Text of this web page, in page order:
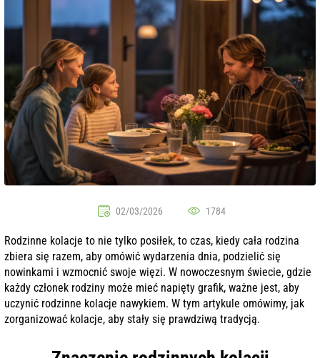
02/03/2026 1784
Rodzinne kolacje to nie tylko posiłek, to czas, kiedy cała rodzina
zbiera się razem, aby omówić wydarzenia dnia, podzielić się
nowinkami i wzmocnić swoje więzi. W nowoczesnym świecie, gdzie
każdy członek rodziny może mieć napięty grafik, ważne jest, aby
uczynić rodzinne kolacje nawykiem. W tym artykule omówimy, jak
zorganizować kolacje, aby stały się prawdziwą tradycją.